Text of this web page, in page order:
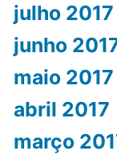
julho 2017
junho
maio 2017
abril 2017
março